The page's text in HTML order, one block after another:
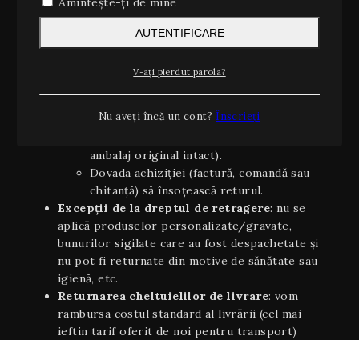
produsului.
Cum exercitați dreptul de retragere
trimiteți, înainte de împlinirea celor 14 zile, o
solicitare prin e-mail la retur@noterare.ro sau
Produsul să fie returnat în aceeaşi stare în
ambalaj original intact).
Dovada achiziției (factură, comandă sau
chitanță) să însoțească returul.
Excepții de la dreptul de retragere: nu se
aplică produselor personalizate/gravate,
bunurilor sigilate care au fost despachetate și
nu pot fi returnate din motive de sănătate sau
igienă, etc.
Returnarea cheltuielilor de livrare: vom
rambursa costul standard al livrării (cel mai
ieftin tarif oferit de noi pentru transport)
AUTENTIFICARE
V-ați pierdut parola?
Nu aveți încă un cont? Înscrieți